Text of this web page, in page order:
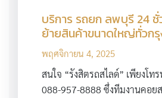
บริการ รถยก ลพบุรี 24 ชั่
ย้ายสินค้าขนาดใหญ่ทั่วก
พฤศจิกายน 4, 2025
สนใจ “รังสิตรถสไลด์” เพียงโทร
088-957-8888 ซึ่งทีมงานคอ